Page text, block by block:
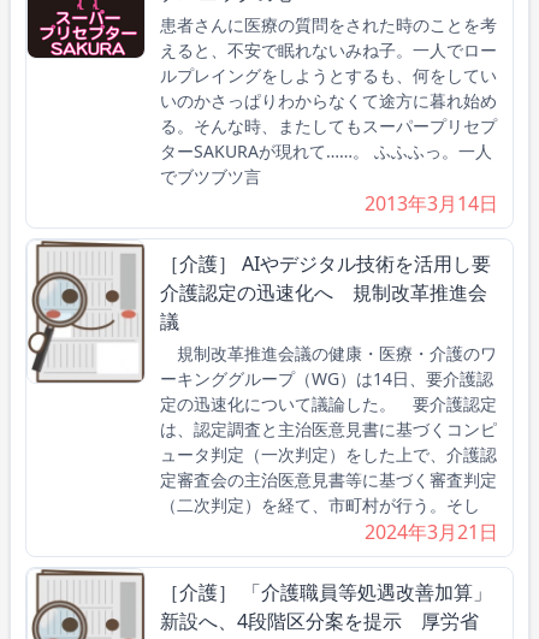
患者さんに医療の質問をされた時のことを考
えると、不安で眠れないみね子。一人でロー
ルプレイングをしようとするも、何をしてい
いのかさっぱりわからなくて途方に暮れ始め
る。そんな時、またしてもスーパープリセプ
ターSAKURAが現れて……。 ふふふっ。一人
でブツブツ言
2013年3月14日
［介護］ AIやデジタル技術を活用し要
介護認定の迅速化へ 規制改革推進会
議
規制改革推進会議の健康・医療・介護のワ
ーキンググループ（WG）は14日、要介護認
定の迅速化について議論した。 要介護認定
は、認定調査と主治医意見書に基づくコンピ
ュータ判定（一次判定）をした上で、介護認
定審査会の主治医意見書等に基づく審査判定
（二次判定）を経て、市町村が行う。そし
2024年3月21日
［介護］ 「介護職員等処遇改善加算」
新設へ、4段階区分案を提示 厚労省